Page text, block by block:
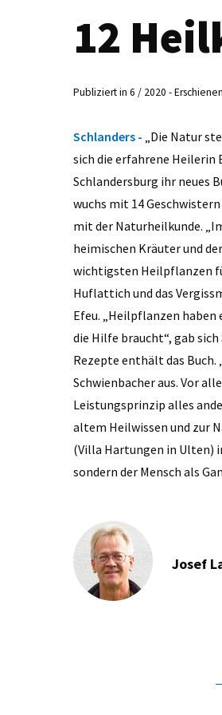
12
Publiziert in 6 / 2020 -
Schlanders - „Die Natur
sich die erfahrene Heilerin
Schlandersburg ihr neues
wuchs mit 14
mit der Naturheilkunde.
heimischen Kräuter und
wichtigsten Heilpflanzen
Huflattich und das
Efeu. „Heilpflanzen haben
die Hilfe braucht“, gab
Rezepte enthält das Buch.
Schwienbacher aus. Vor
Leistungsprinzip alles
altem Heilwissen und zur
(Villa Hartungen in Ulten)
sondern der Mensch als
Josef